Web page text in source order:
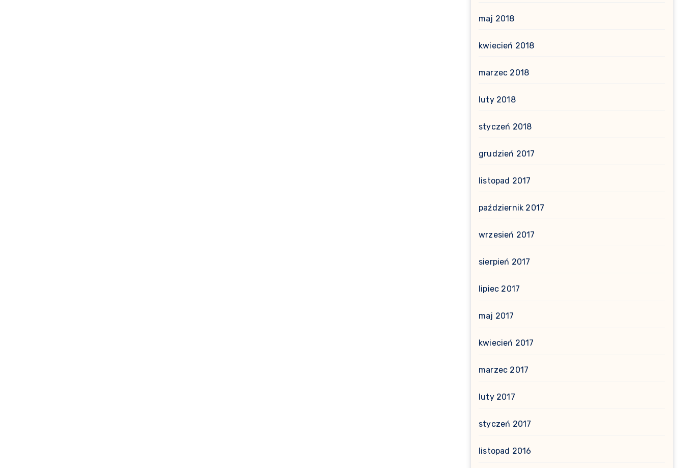
maj 2018
kwiecień 2018
marzec 2018
luty 2018
styczeń 2018
grudzień 2017
listopad 2017
październik 2017
wrzesień 2017
sierpień 2017
lipiec 2017
maj 2017
kwiecień 2017
marzec 2017
luty 2017
styczeń 2017
listopad 2016